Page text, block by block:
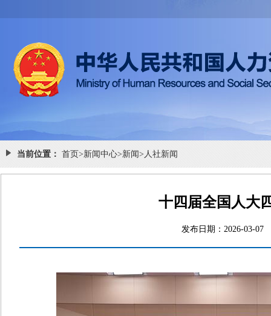
当前位置： 首页>新闻中心>新闻> 人社新闻
十四届全国人大
发布日期：